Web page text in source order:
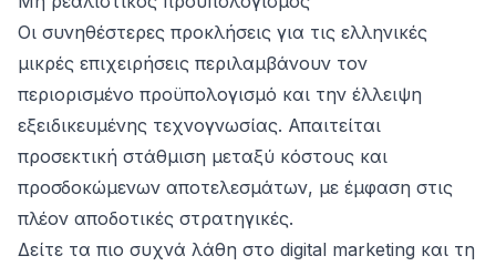
Οι συνηθέστερες προκλήσεις για τις ελληνικές
μικρές επιχειρήσεις περιλαμβάνουν τον
περιορισμένο προϋπολογισμό και την έλλειψη
εξειδικευμένης τεχνογνωσίας. Απαιτείται
προσεκτική στάθμιση μεταξύ κόστους και
προσδοκώμενων αποτελεσμάτων, με έμφαση στις
πλέον αποδοτικές στρατηγικές.
Δείτε τα πιο συχνά λάθη στο digital marketing και τη